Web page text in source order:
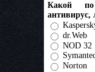
Какой
антивирус,
dr.Web
NOD 32
Norton